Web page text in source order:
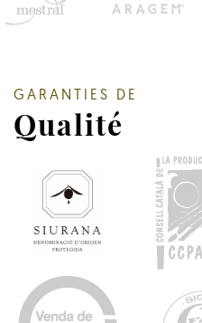
GARANTIES DE
Qualité